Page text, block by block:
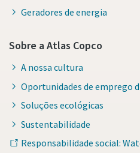
Geradores de energia
Sobre a Atlas Copco
A nossa cultura
Oportunidades de emprego
Soluções ecológicas
Sustentabilidade
Responsabilidade social: